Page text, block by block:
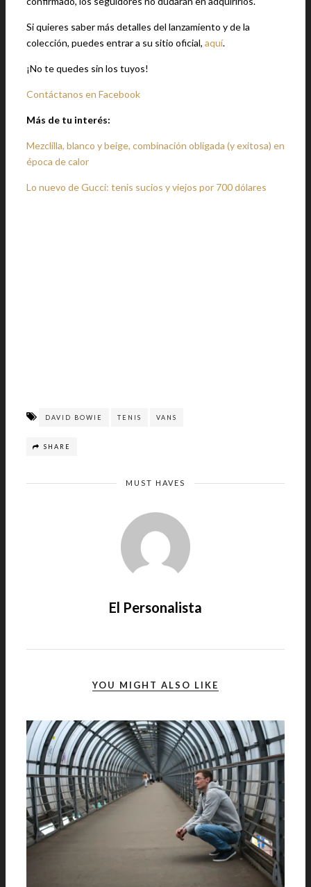
Si quieres saber más detalles del lanzamiento y de la
colección, puedes entrar a su sitio oficial, aquí.
¡No te quedes sin los tuyos!
Contáctanos en Facebook
Más de tu interés:
Mezclilla, blanco y beige, combinación obligada (y exitosa) en
época de calor
Lo nuevo de Gucci: tenis sucios y viejos por 700 dólares
DAVID BOWIE TENIS VANS
SHARE
MUST HAVES
El Personalista
YOU MIGHT ALSO LIKE